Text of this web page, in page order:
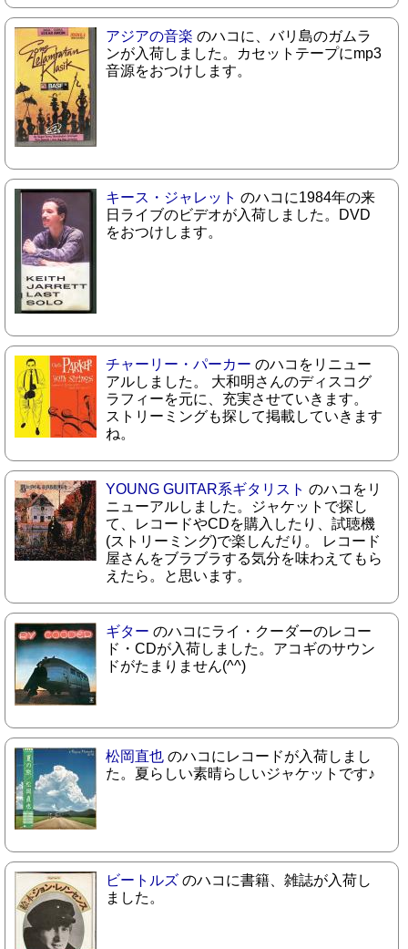
アジアの音楽 のハコに、バリ島のガムラ
ンが入荷しました。カセットテープにmp3
音源をおつけします。
キース・ジャレット のハコに1984年の来
日ライブのビデオが入荷しました。DVD
をおつけします。
チャーリー・パーカー のハコをリニュー
アルしました。 大和明さんのディスコグ
ラフィーを元に、充実させていきます。
ストリーミングも探して掲載していきます
ね。
YOUNG GUITAR系ギタリスト のハコをリ
ニューアルしました。ジャケットで探し
て、レコードやCDを購入したり、試聴機
(ストリーミング)で楽しんだり。 レコード
屋さんをブラブラする気分を味わえてもら
えたら。と思います。
ギター のハコにライ・クーダーのレコー
ド・CDが入荷しました。アコギのサウン
ドがたまりません(^^)
松岡直也 のハコにレコードが入荷しまし
た。夏らしい素晴らしいジャケットです♪
ビートルズ のハコに書籍、雑誌が入荷し
ました。